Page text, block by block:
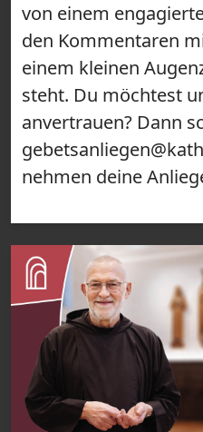
von einem
den Kommentaren
einem kleinen
steht. Du möchtest
anvertrauen? Dann
nehmen deine